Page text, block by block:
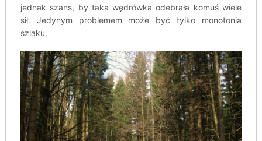
jednak szans, by taka wędrówka odebrała komuś wiele
sił. Jedynym problemem może być tylko monotonia
szlaku.